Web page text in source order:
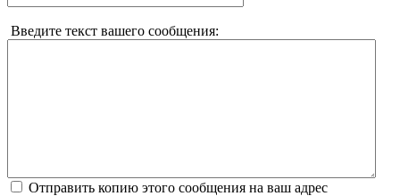
Введите текст вашего сообщения:
Отправить копию этого сообщения на ваш адрес